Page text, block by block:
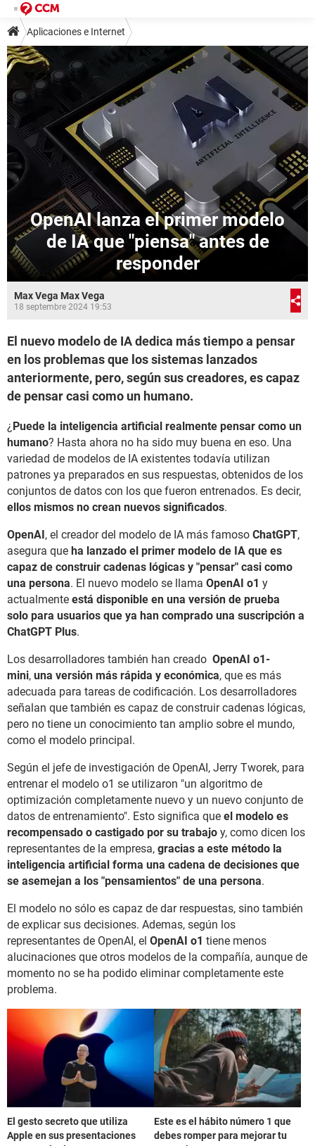
Aplicaciones e Internet
OpenAI lanza el primer modelo
de IA que "piensa" antes de
responder
Max Vega Max Vega
18 septembre 2024 19:53
El nuevo modelo de IA dedica más tiempo a pensar
en los problemas que los sistemas lanzados
anteriormente, pero, según sus creadores, es capaz
de pensar casi como un humano.
¿ Puede la inteligencia artificial realmente pensar como un
humano? Hasta ahora no ha sido muy buena en eso. Una
variedad de modelos de IA existentes todavía utilizan
patrones ya preparados en sus respuestas, obtenidos de los
conjuntos de datos con los que fueron entrenados. Es decir,
ellos mismos no crean nuevos significados.
OpenAI, el creador del modelo de IA más famoso ChatGPT,
asegura que ha lanzado el primer modelo de IA que es
capaz de construir cadenas lógicas y "pensar" casi como
una persona. El nuevo modelo se llama OpenAI o1 y
actualmente está disponible en una versión de prueba
solo para usuarios que ya han comprado una suscripción a
ChatGPT Plus.
Los desarrolladores también han creado OpenAI o1-
mini, una versión más rápida y económica, que es más
adecuada para tareas de codificación. Los desarrolladores
señalan que también es capaz de construir cadenas lógicas,
pero no tiene un conocimiento tan amplio sobre el mundo,
como el modelo principal.
Según el jefe de investigación de OpenAI, Jerry Tworek, para
entrenar el modelo o1 se utilizaron "un algoritmo de
optimización completamente nuevo y un nuevo conjunto de
datos de entrenamiento". Esto significa que el modelo es
recompensado o castigado por su trabajo y, como dicen los
representantes de la empresa, gracias a este método la
inteligencia artificial forma una cadena de decisiones que
se asemejan a los "pensamientos" de una persona.
El modelo no sólo es capaz de dar respuestas, sino también
de explicar sus decisiones. Ademas, según los
representantes de OpenAI, el OpenAI o1 tiene menos
alucinaciones que otros modelos de la compañía, aunque de
momento no se ha podido eliminar completamente este
problema.
El gesto secreto que utiliza
Apple en sus presentaciones
Este es el hábito número 1 que
debes romper para mejorar tu